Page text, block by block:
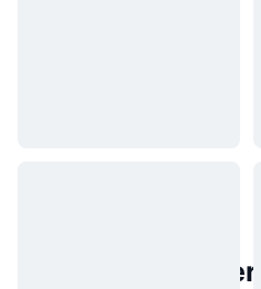
Beliebte reale